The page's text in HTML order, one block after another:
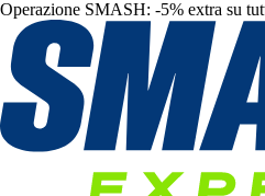
Operazione SMASH: -5% extra su